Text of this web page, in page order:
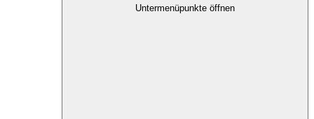
Untermenüpunkte öffnen